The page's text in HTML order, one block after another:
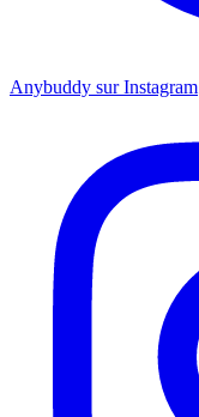
Anybuddy sur Instagram